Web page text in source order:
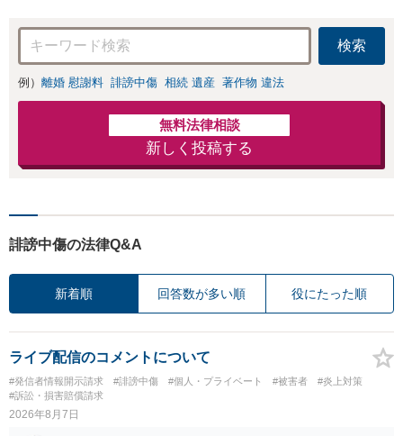
検索
例） 離婚 慰謝料 誹謗中傷 相続 遺産 著作物 違法
無料法律相談
新しく投稿する
誹謗中傷の法律Q&A
新着順 回答数が多い順 役にたった順
ライブ配信のコメントについて
#発信者情報開示請求 #誹謗中傷 #個人・プライベート #被害者
#炎上対策
#訴訟・損害賠償請求
2026年8月7日